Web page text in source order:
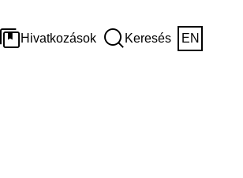
Hivatkozások Keresés EN